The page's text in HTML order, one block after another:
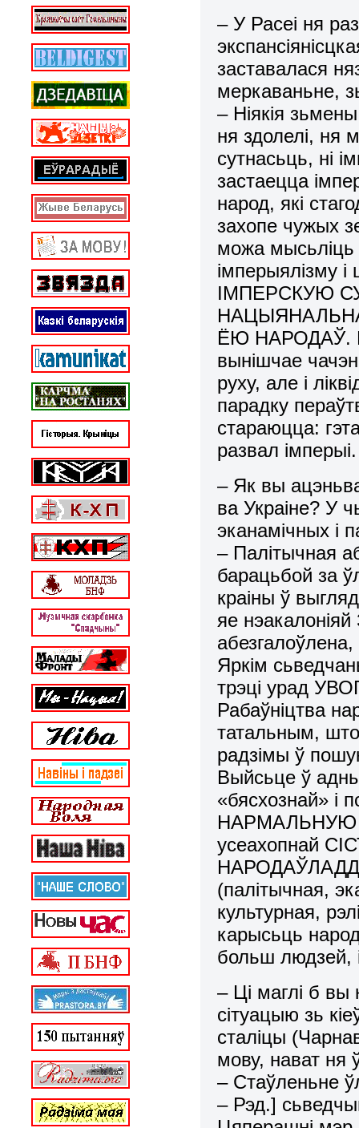
– У Расеі ня
заставалася
меркаваньне,
– Ніякія
ня здолелі, ня
сутнасьць, ні
застаецца
народ, які
захопе чужых
можа мысьліць
імперыялізму і
ІМПЕРСКУЮ
ЁЮ НАРОДАЎ.
вынішчае
руху, але і
парадку
стараюцца:
развал імперыі.
– Як вы
ва Украіне? У
эканамічных і
– Палітычная
барацьбой за
краіны ў
яе
Яркім
трэці урад
Рабаўніцтва
татальным, што
радзімы ў
Выйсьце ў
«бясхознай» і
усеахопнай
(палітычная,
культурная,
карысьць
больш людзей,
– Ці маглі б
сітуацыю зь
сталіцы
мову, нават ня
– Стаўленьне
– Рэд.]